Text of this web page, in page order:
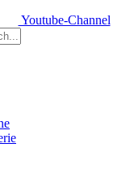
Youtube-Channel